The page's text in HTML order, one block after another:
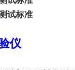
试标准
仪